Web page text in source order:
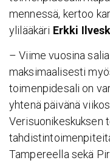
mennessä, kertoo
ylilääkäri Erkki
– Viime vuosina
maksimaalisesti
toimenpidesali on
yhtenä päivänä
Verisuonikeskuksen
Tampereella sekä